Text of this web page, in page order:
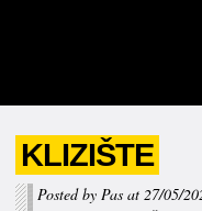
KLIZIŠTE
Posted by Pas at 27/05/